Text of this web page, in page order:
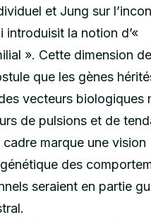
et Jung sur
introduisit la notion d’«
». Cette dimension de
que les gènes
vecteurs biologiques
de pulsions et de
marque une vision
des
seraient en partie